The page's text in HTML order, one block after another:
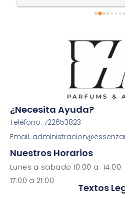
¿Necesita Ayuda?
Teléfono: 722653823
Email:
Nuestros Horarios
Lunes a sabado 10:00 a 14:00
17:00 a 21:00
Textos